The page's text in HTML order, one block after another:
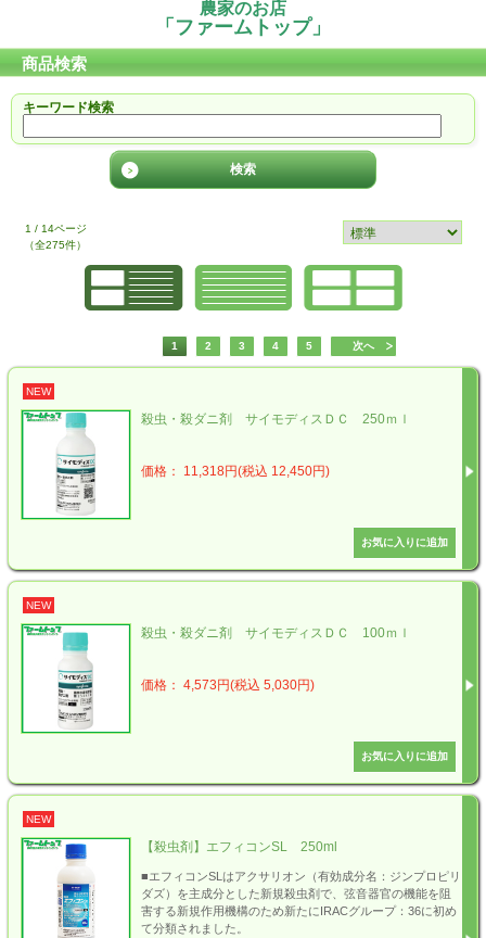
農家のお店
「ファームトップ」
商品検索
キーワード検索
1 / 14ページ
（全275件）
1 2 3 4 5 次へ
NEW
殺虫・殺ダニ剤 サイモディスＤＣ 250ｍｌ
価格： 11,318円(税込 12,450円)
NEW
殺虫・殺ダニ剤 サイモディスＤＣ 100ｍｌ
価格： 4,573円(税込 5,030円)
NEW
【殺虫剤】エフィコンSL 250ml
■エフィコンSLはアクサリオン（有効成分名：ジンプロピリ
ダズ）を主成分とした新規殺虫剤で、弦音器官の機能を阻
害する新規作用機構のため新たにIRACグループ：36に初め
て分類されました。